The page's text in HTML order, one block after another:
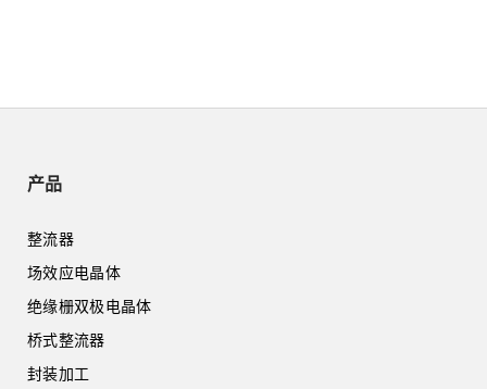
产品
整流器
场效应电晶体
绝缘栅双极电晶体
桥式整流器
封装加工